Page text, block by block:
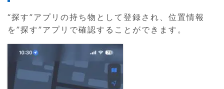
“探す”アプリの持ち物として登録され、位置情報
を”探す”アプリで確認することができます。